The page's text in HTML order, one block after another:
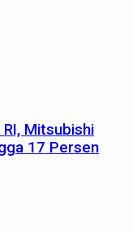
Mitsubishi
17 Persen